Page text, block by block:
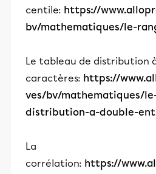
centile: https://
bv/mathematiques/le-
Le tableau de distribution
caractères: https://
ves/bv/mathematiques/
distribution-a-double-
La
corrélation: https://